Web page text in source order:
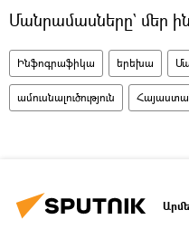
Մանրամասները` մեր
Ինֆոգրաֆիկա երեխա
ամուսնալուծություն